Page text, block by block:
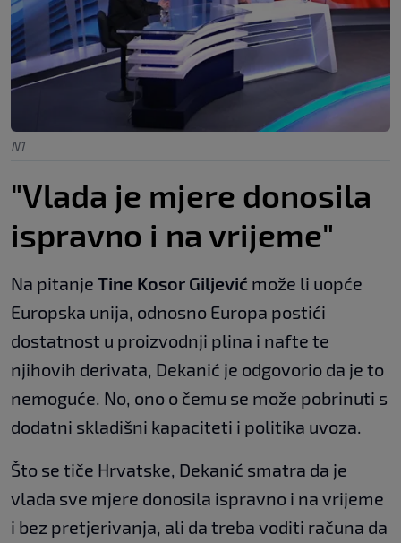
N1
"Vlada je mjere donosila
ispravno i na vrijeme"
Na pitanje Tine Kosor Giljević može li uopće
Europska unija, odnosno Europa postići
dostatnost u proizvodnji plina i nafte te
njihovih derivata, Dekanić je odgovorio da je to
nemoguće. No, ono o čemu se može pobrinuti s
dodatni skladišni kapaciteti i politika uvoza.
Što se tiče Hrvatske, Dekanić smatra da je
vlada sve mjere donosila ispravno i na vrijeme
i bez pretjerivanja, ali da treba voditi računa da